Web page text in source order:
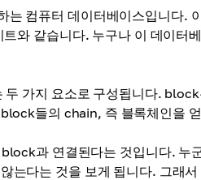
컴퓨터 데이터베이스입니다.
와 같습니다. 누구나 이 데이터
두 가지 요소로 구성됩니다.
들의 chain, 즉 블록체인을
과 연결된다는 것입니다. 누
는다는 것을 보게 됩니다. 그래